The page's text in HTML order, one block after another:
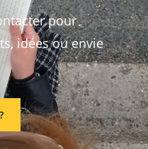
pour
idées ou envie